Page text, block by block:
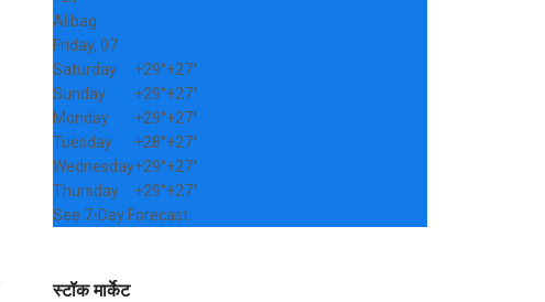
Alibag
Friday, 07
Saturday
+29°+27°
Sunday
+29°+27°
Monday
+29°+27°
Tuesday
+28°+27°
Wednesday+29°+27°
Thursday
+29°+27°
See 7-Day Forecast
स्टॉक मार्केट